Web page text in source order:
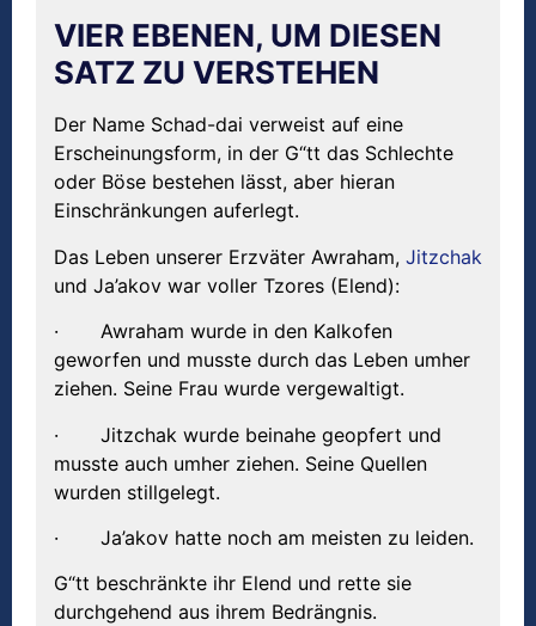
VIER EBENEN, UM DIESEN
SATZ ZU VERSTEHEN
Der Name Schad-dai verweist auf eine
Erscheinungsform, in der G“tt das Schlechte
oder Böse bestehen lässt, aber hieran
Einschränkungen auferlegt.
Das Leben unserer Erzväter Awraham, Jitzchak
und Ja’akov war voller Tzores (Elend):
· Awraham wurde in den Kalkofen
geworfen und musste durch das Leben umher
ziehen. Seine Frau wurde vergewaltigt.
· Jitzchak wurde beinahe geopfert und
musste auch umher ziehen. Seine Quellen
wurden stillgelegt.
· Ja’akov hatte noch am meisten zu leiden.
G“tt beschränkte ihr Elend und rette sie
durchgehend aus ihrem Bedrängnis.